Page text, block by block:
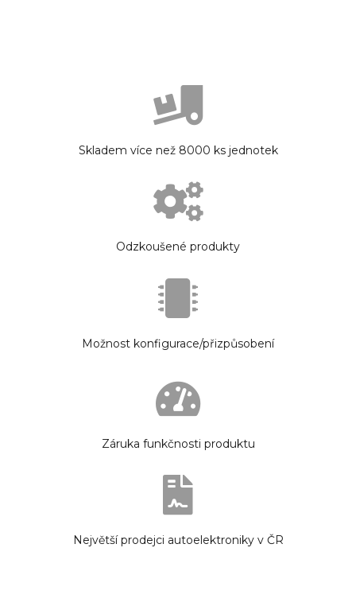
Skladem více než 8000 ks jednotek
Odzkoušené produkty
Možnost konfigurace/přizpůsobení
Záruka funkčnosti produktu
Největší prodejci autoelektroniky v ČR